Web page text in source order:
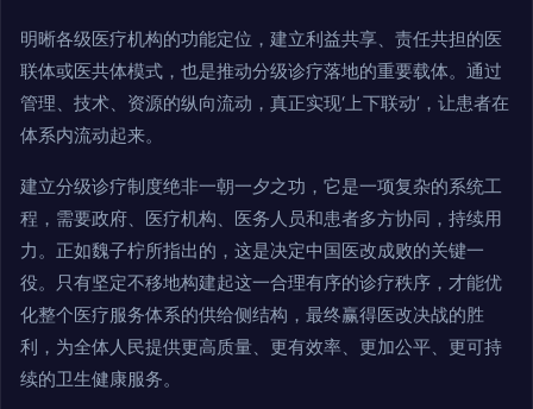
明晰各级医疗机构的功能定位，建立利益共享、责任共担的医
联体或医共体模式，也是推动分级诊疗落地的重要载体。通过
管理、技术、资源的纵向流动，真正实现‘上下联动’，让患者在
体系内流动起来。
建立分级诊疗制度绝非一朝一夕之功，它是一项复杂的系统工
程，需要政府、医疗机构、医务人员和患者多方协同，持续用
力。正如魏子柠所指出的，这是决定中国医改成败的关键一
役。只有坚定不移地构建起这一合理有序的诊疗秩序，才能优
化整个医疗服务体系的供给侧结构，最终赢得医改决战的胜
利，为全体人民提供更高质量、更有效率、更加公平、更可持
续的卫生健康服务。